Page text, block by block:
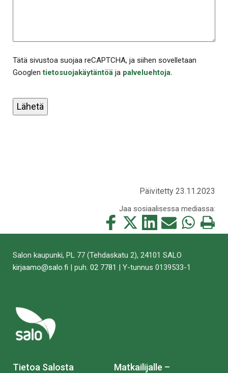
Tätä sivustoa suojaa reCAPTCHA, ja siihen sovelletaan
Googlentietosuojakäytäntöä ja palveluehtoja.
Lähetä
Päivitetty 23.11.2023
Jaa sosiaalisessa mediassa:
Jaa
tämä
Jaa
tämä
Jaa
tämä
Jaa
tämä
Jaa
tämä
Tulosta
tämä
Salon kaupunki, PL 77 (Tehdaskatu 2), 24101 SALO
kirjaamo@salo.fi | puh. 02 7781 | Y-tunnus 0139533-1
Tietoa Salosta
Matkailijalle –